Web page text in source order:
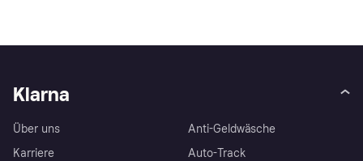
Klarna
Über uns
Karriere
Anti-Geldwäsche
Auto-Track